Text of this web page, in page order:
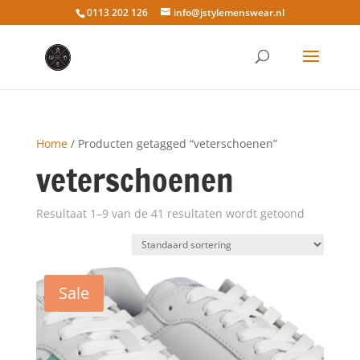
0113 202 126 info@jstylemenswear.nl
Home/ Producten getagged “veterschoenen”
veterschoenen
Resultaat 1–9 van de 41 resultaten wordt getoond
Sale